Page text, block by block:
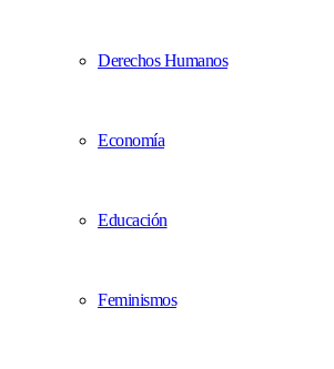
Derechos Humanos
Economía
Educación
Feminismos